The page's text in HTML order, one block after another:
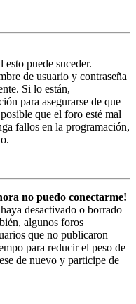
puede suceder.
de usuario y contraseña
Si lo están,
para asegurarse de que
que el foro esté mal
fallos en la programación,
no puedo conectarme!
desactivado o borrado
algunos foros
que no publicaron
para reducir el peso de
de nuevo y participe de